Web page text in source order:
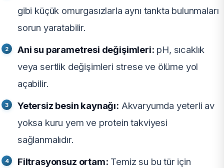
gibi küçük omurgasızlarla aynı tankta bulunmaları
sorun yaratabilir.
Ani su parametresi değişimleri: pH, sıcaklık
veya sertlik değişimleri strese ve ölüme yol
açabilir.
Yetersiz besin kaynağı: Akvaryumda yeterli av
yoksa kuru yem ve protein takviyesi
sağlanmalıdır.
Filtrasyonsuz ortam: Temiz su bu tür için